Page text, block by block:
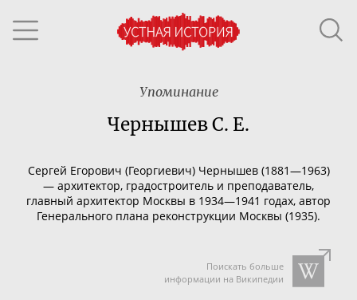
Упоминание
Чернышев С. Е.
Сергей Егорович (Георгиевич) Чернышев (1881—1963)
— архитектор, градостроитель и преподаватель,
главный архитектор Москвы в 1934—1941 годах, автор
Генерального плана реконструкции Москвы (1935).
Поискать больше
информации на Википедии